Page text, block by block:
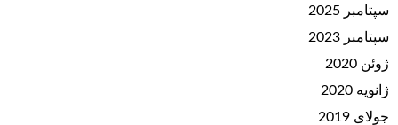
سپتامبر 2025
سپتامبر 2023
ژوئن 2020
ژانویه 2020
جولای 2019